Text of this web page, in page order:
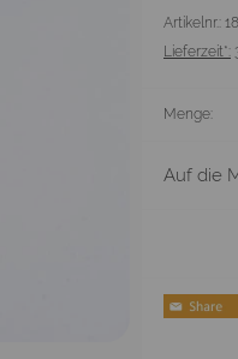
Artikelnr.:
Lieferzeit*:
Menge:
Auf die